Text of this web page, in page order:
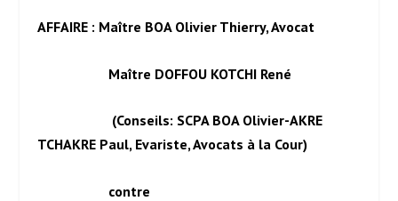
AFFAIRE : Maître BOA Olivier Thierry, Avocat
Maître DOFFOU KOTCHI René
(Conseils: SCPA BOA Olivier-AKRE
TCHAKRE Paul, Evariste, Avocats à la Cour)
contre